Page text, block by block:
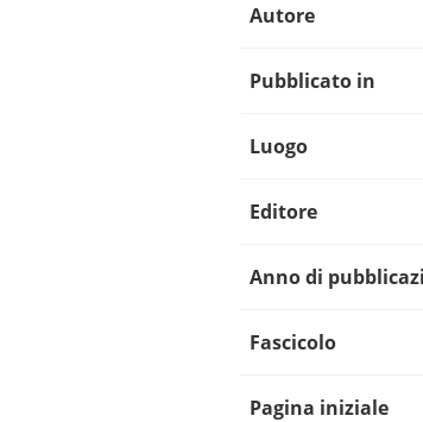
Autore
Pubblicato in
Luogo
Editore
Anno di
Fascicolo
Pagina iniziale